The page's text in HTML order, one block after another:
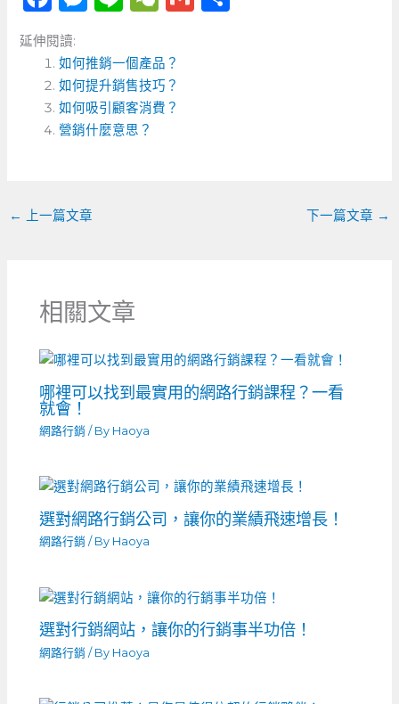
a
c
e
b
o
ss
e
n
g
e C
h
a
延伸閱讀:
如何推銷一個產品？
如何提升銷售技巧？
如何吸引顧客消費？
營銷什麼意思？
← 上一篇文章 下一篇文章 →
相關文章
哪裡可以找到最實用的網路行銷課程？一看
就會！
網路行銷 / By Haoya
選對網路行銷公司，讓你的業績飛速增長！
網路行銷 / By Haoya
選對行銷網站，讓你的行銷事半功倍！
網路行銷 / By Haoya